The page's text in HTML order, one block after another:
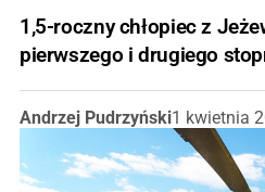
1,5-roczny chłopiec z
pierwszego i drugiego
Andrzej Pudrzyński1 kwietnia